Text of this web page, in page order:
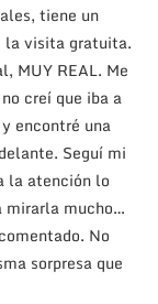
tiene un
la visita gratuita.
MUY REAL. Me
creí que iba a
encontré una
Seguí mi
la atención lo
mirarla mucho…
No
sorpresa que